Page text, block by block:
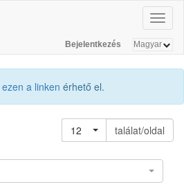
Bejelentkezés
ezen a linken érhető el.
12
találat/oldal